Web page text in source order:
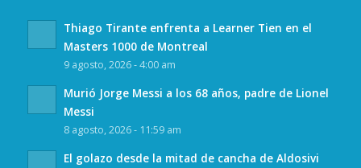
Thiago Tirante enfrenta a Learner Tien en el
Masters 1000 de Montreal
9 agosto, 2026 - 4:00 am
Murió Jorge Messi a los 68 años, padre de Lionel
Messi
8 agosto, 2026 - 11:59 am
El golazo desde la mitad de cancha de Aldosivi